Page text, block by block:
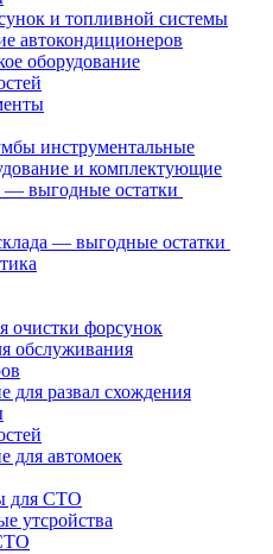
и топливной системы
автокондиционеров
оборудование
инструментальные
и комплектующие
— выгодные остатки
— выгодные остатки
очистки форсунок
обслуживания
для развал схождения
для автомоек
для СТО
утсройства